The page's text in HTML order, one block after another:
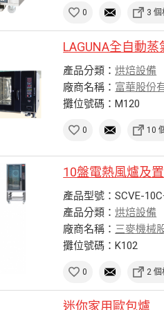
0 3 個
LAGUNA全自動
產品分類：烘焙設備
廠商名稱： 富華股份
攤位號碼：M120
0 10
10盤電熱風爐及
產品型號：SCVE-
產品分類：烘焙設備
廠商名稱： 三麥機械
攤位號碼：K102
0 2 個
迷你家用歐包爐